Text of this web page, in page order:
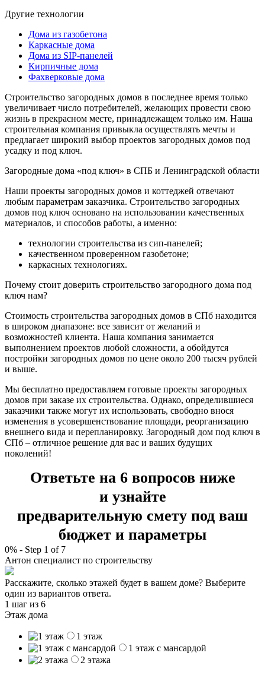
Другие технологии
Дома из газобетона
Каркасные дома
Дома из SIP-панелей
Кирпичные дома
Фахверковые дома
Строительство загородных домов в последнее время только
увеличивает число потребителей, желающих провести свою
жизнь в прекрасном месте, принадлежащем только им. Наша
строительная компания привыкла осуществлять мечты и
предлагает широкий выбор проектов загородных домов под
усадку и под ключ.
Загородные дома «под ключ» в СПБ и Ленинградской области
Наши проекты загородных домов и коттеджей отвечают
любым параметрам заказчика. Строительство загородных
домов под ключ основано на использовании качественных
материалов, и способов работы, а именно:
технологии строительства из сип-панелей;
качественном проверенном газобетоне;
каркасных технологиях.
Почему стоит доверить строительство загородного дома под
ключ нам?
Стоимость строительства загородных домов в СПб находится
в широком диапазоне: все зависит от желаний и
возможностей клиента. Наша компания занимается
выполнением проектов любой сложности, а обойдутся
постройки загородных домов по цене около 200 тысяч рублей
и выше.
Мы бесплатно предоставляем готовые проекты загородных
домов при заказе их строительства. Однако, определившиеся
заказчики также могут их использовать, свободно внося
изменения в усовершенствование площади, реорганизацию
внешнего вида и перепланировку. Загородный дом под ключ в
СПб – отличное решение для вас и ваших будущих
поколений!
Ответьте на 6 вопросов ниже
и узнайте
предварительную смету под ваш
бюджет и параметры
0% - Step 1 of 7
Антон специалист по строительству
Расскажите, сколько этажей будет в вашем доме? Выберите
один из вариантов ответа.
1 шаг из 6
Этаж дома
1 этаж
1 этаж с мансардой
2 этажа